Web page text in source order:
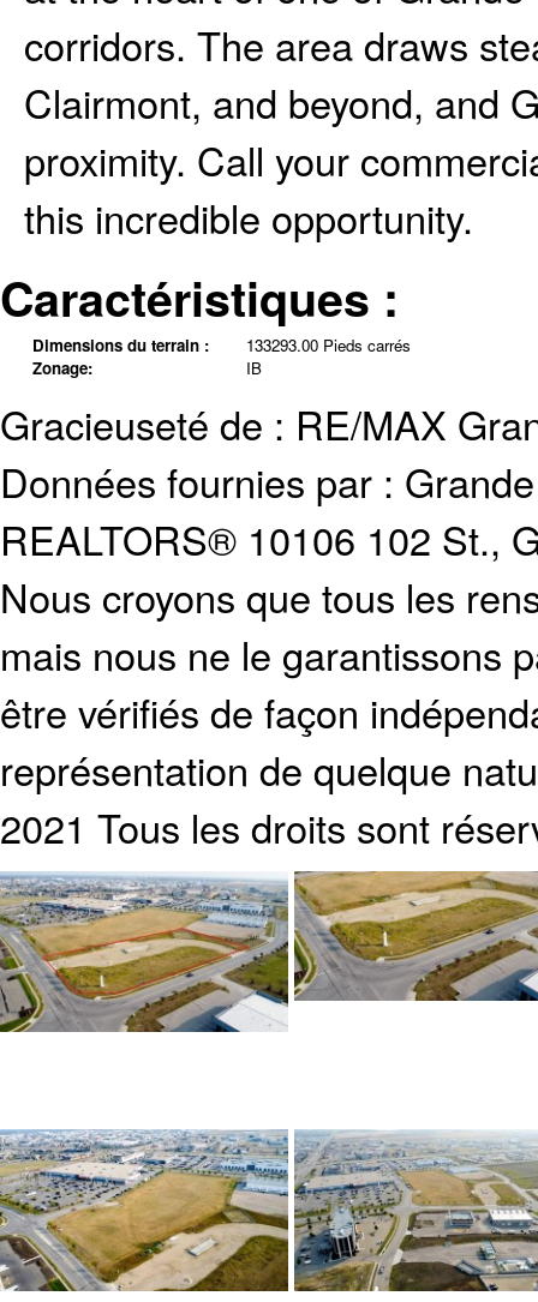
corridors. The area draws
Clairmont, and beyond, and
proximity. Call your
this incredible opportunity.
Caractéristiques :
Dimensions du terrain :
133293.00 Pieds carrés
Zonage:
IB
Gracieuseté de : RE/MAX
Données fournies par :
REALTORS® 10106 102 St.,
Nous croyons que tous les
mais nous ne le garantissons
être vérifiés de façon
représentation de quelque
2021 Tous les droits sont